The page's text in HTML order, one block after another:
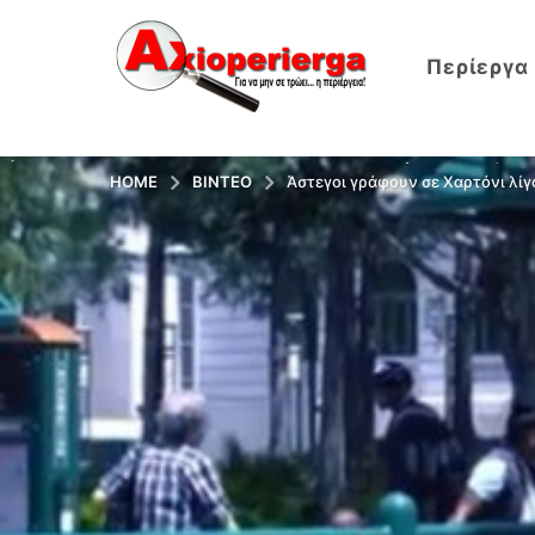
Περίεργα
HOME ΒΊΝΤΕΟ Άστεγοι γράφουν σε Χαρτόνι